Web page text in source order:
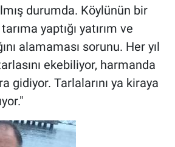
durumda. Köylünün bir
yaptığı yatırım ve
alamaması sorunu. Her yıl
ekebiliyor, harmanda
gidiyor. Tarlalarını ya kiraya